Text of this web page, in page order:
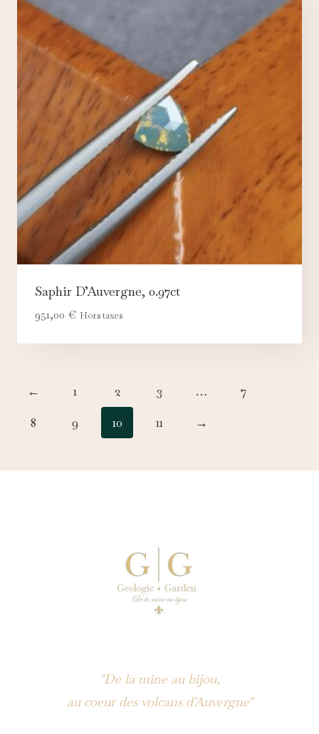
Saphir D’Auvergne, 0.97ct
951,00 € Hors taxes
← 1 2 3 …
7
8
9 10 11 →
"De la mine au bijou,
au coeur des volcans d'Auvergne"